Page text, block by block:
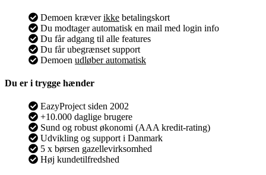
Demoen kræverikke betalingskort
Du modtager automatisk en mail med login info
Du får adgang til alle features
Du får ubegrænset support
Demoen udløber automatisk
Du er i trygge hænder
EazyProject siden 2002
+10.000 daglige brugere
Sund og robust økonomi (AAA kredit-rating)
Udvikling og support i Danmark
5 x børsen gazellevirksomhed
Høj kundetilfredshed